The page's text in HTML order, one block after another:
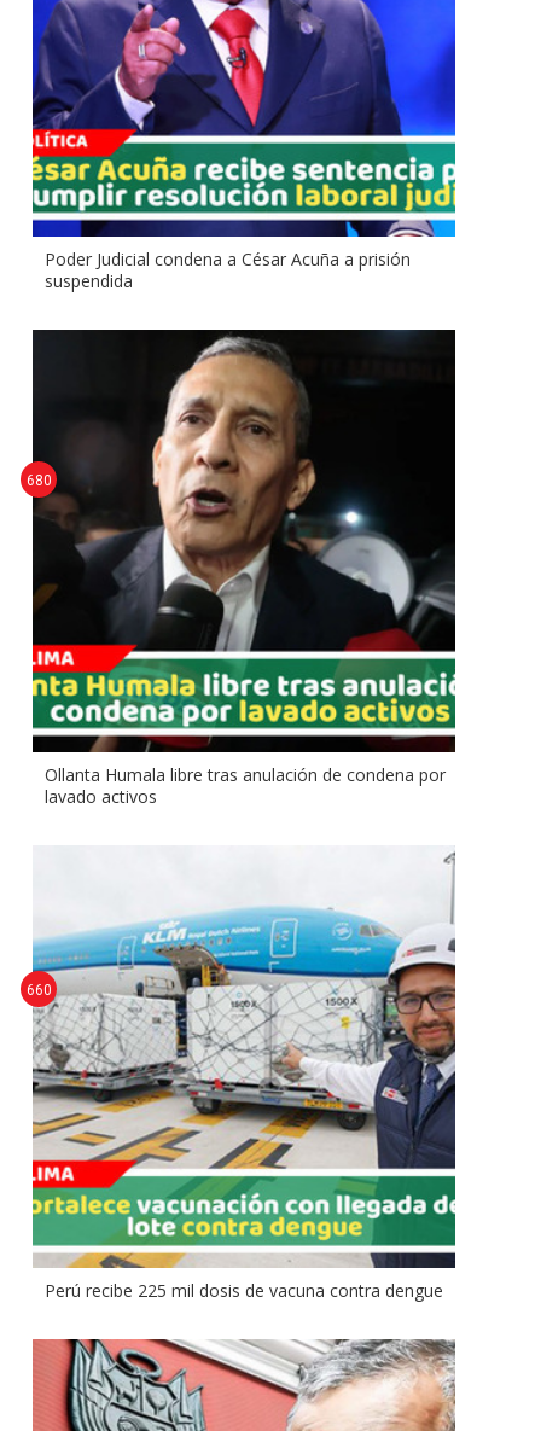
Poder Judicial condena a César Acuña a prisión
suspendida
Ollanta Humala libre tras anulación de condena por
lavado activos
680
Perú recibe 225 mil dosis de vacuna contra dengue
660